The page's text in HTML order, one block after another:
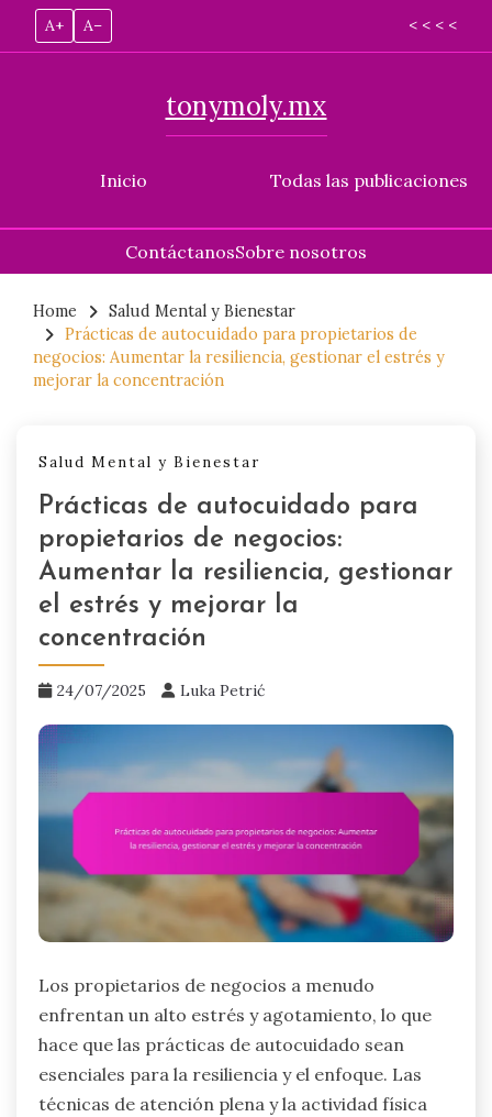
A+ A– < < < <
Inicio
tonymoly.mx
Todas las publicaciones
ContáctanosSobre nosotros
content
Home
Salud Mental y Bienestar
Prácticas de autocuidado para propietarios de
negocios: Aumentar la resiliencia, gestionar el estrés y
mejorar la concentración
Salud Mental y Bienestar
Prácticas de autocuidado para
propietarios de negocios:
Aumentar la resiliencia, gestionar
el estrés y mejorar la
concentración
24/07/2025 Luka Petrić
Los propietarios de negocios a menudo
enfrentan un alto estrés y agotamiento, lo que
hace que las prácticas de autocuidado sean
esenciales para la resiliencia y el enfoque. Las
técnicas de atención plena y la actividad física